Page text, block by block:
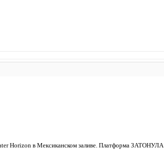
Horizon в Мексиканском заливе. Платформа